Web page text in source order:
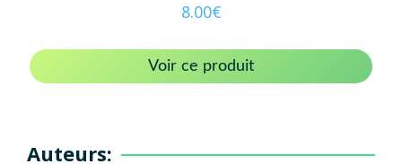
8.00€
Voir ce produit
Auteurs: